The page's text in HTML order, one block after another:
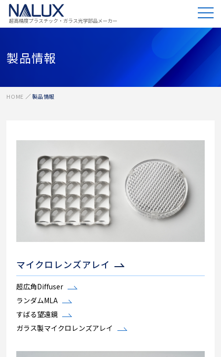
超高精度プラスチック・ガラス光学部品メーカー
製品情報
HOME 製品情報
マイクロレンズアレイ
超広角Diffuser
ランダムMLA
すばる望遠鏡
ガラス製マイクロレンズアレイ